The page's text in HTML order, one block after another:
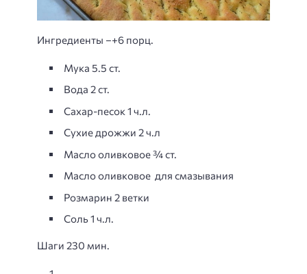
Ингредиенты –+6 порц.
Мука 5.5 ст.
Вода 2 ст.
Сахар-песок 1 ч.л.
Сухие дрожжи 2 ч.л
Масло оливковое ¾ ст.
Масло оливковое для смазывания
Розмарин 2 ветки
Соль 1 ч.л.
Шаги 230 мин.